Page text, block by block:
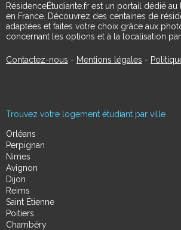
RésidenceÉtudiante.fr est un portail dédié
en France. Découvrez des centaines de
adaptées et faites votre choix grâce aux
concernant les options et à la localisation
Contactez-nous - Mentions légales -
Trouvez votre logement étudiant par ville
Orléans
Perpignan
Nimes
Avignon
Dijon
Reims
Saint Étienne
Poitiers
Chambéry